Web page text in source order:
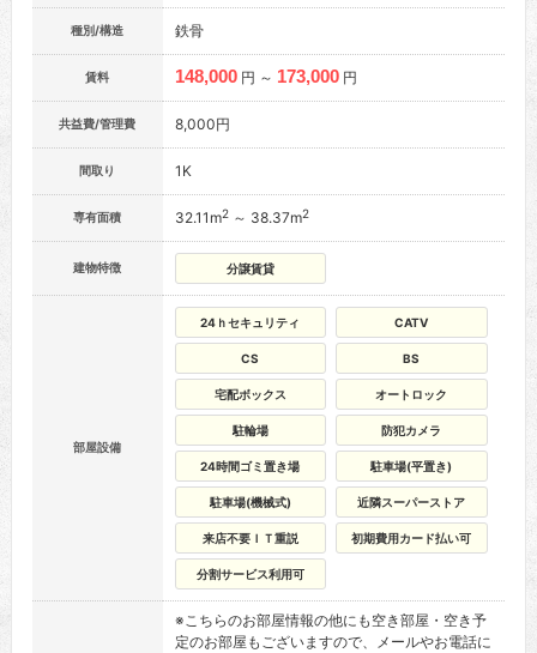
種別/構造 鉄骨
賃料 148,000 円 ～ 173,000 円
共益費/管理費 8,000円
間取り 1K
専有面積 32.11m2～ 38.37m2
建物特徴 分譲賃貸
部屋設備
24ｈセキュリティ CATV
CS BS
宅配ボックス オートロック
駐輪場 防犯カメラ
24時間ゴミ置き場 駐車場(平置き)
駐車場(機械式) 近隣スーパーストア
来店不要ＩＴ重説 初期費用カード払い可
分割サービス利用可
※こちらのお部屋情報の他にも空き部屋・空き予
定のお部屋もございますので、メールやお電話に